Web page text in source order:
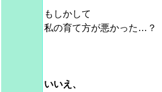
もしかして
私の育て方が悪かった…？
いいえ、